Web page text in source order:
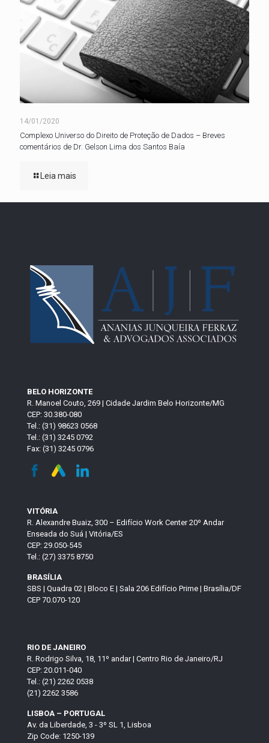
14/01/2020
Complexo Universo do Direito de Proteção de Dados – Breves
comentários de Dr. Gelson Lima dos Santos Baía
Leia mais
BELO HORIZONTE
R. Manoel Couto, 269 | Cidade Jardim Belo Horizonte/MG
CEP: 30.380-080
Tel.: (31) 98623 0568
Tel.: (31) 3245 0792
Fax: (31) 3245 0796
VITÓRIA
R. Alexandre Buaiz, 300 – Edifício Work Center 20º Andar
Enseada do Suá | Vitória/ES
CEP: 29.050-545
Tel.: (27) 3375 8750
BRASÍLIA
SBS | Quadra 02 | Bloco E | Sala 206 Edifício Prime | Brasília/DF
CEP 70.070-120
RIO DE JANEIRO
R. Rodrigo Silva, 18, 11º andar | Centro Rio de Janeiro/RJ
CEP: 20.011-040
Tel.: (21) 2262 0538
(21) 2262 3586
LISBOA – PORTUGAL
Av. da Liberdade, 3 - 3º SL 1, Lisboa
Zip Code: 1250-139